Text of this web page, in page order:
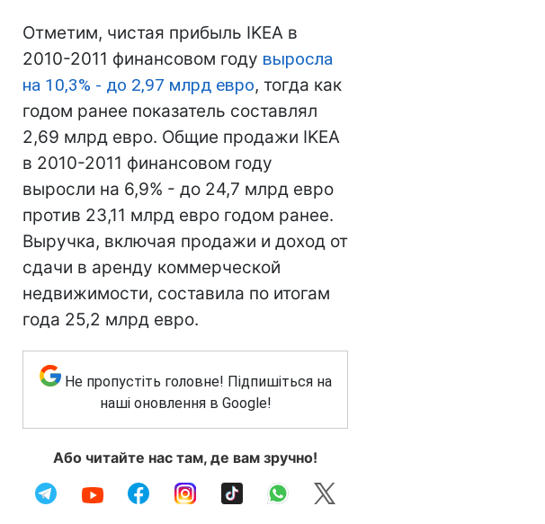
Отметим, чистая прибыль IKEA в
2010-2011 финансовом году выросла
на 10,3% - до 2,97 млрд евро, тогда как
годом ранее показатель составлял
2,69 млрд евро. Общие продажи IKEA
в 2010-2011 финансовом году
выросли на 6,9% - до 24,7 млрд евро
против 23,11 млрд евро годом ранее.
Выручка, включая продажи и доход от
сдачи в аренду коммерческой
недвижимости, составила по итогам
года 25,2 млрд евро.
Не пропустіть головне! Підпишіться на
наші оновлення в Google!
Або читайте нас там, де вам зручно!